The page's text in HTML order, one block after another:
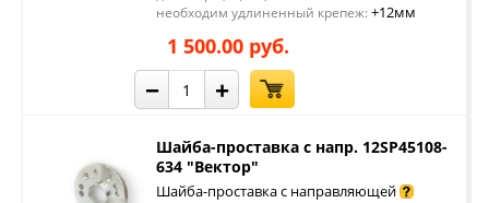
необходим удлиненный крепеж: +12мм
1 500.00 руб.
− +
Шайба-проставка с напр. 12SP45108-
634 "Вектор"
Шайба-проставка с направляющей